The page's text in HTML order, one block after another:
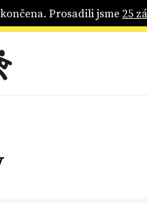
Prosadili jsme25